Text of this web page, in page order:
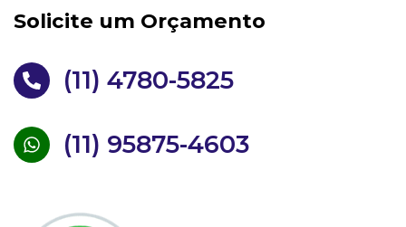
Solicite um Orçamento
(11) 4780-5825
(11) 95875-4603